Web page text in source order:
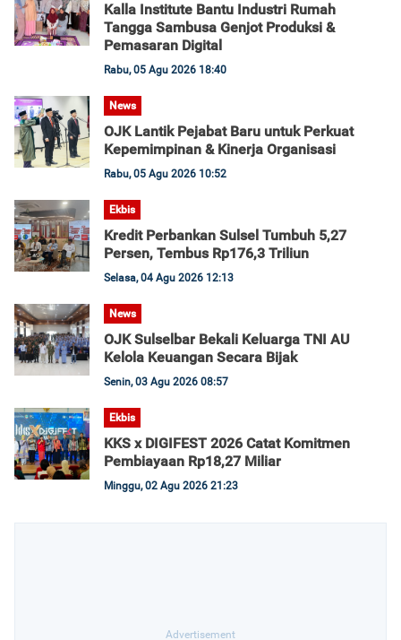
Kalla Institute Bantu Industri Rumah
Tangga Sambusa Genjot Produksi &
Pemasaran Digital
Rabu, 05 Agu 2026 18:40
News
OJK Lantik Pejabat Baru untuk Perkuat
Kepemimpinan & Kinerja Organisasi
Rabu, 05 Agu 2026 10:52
Ekbis
Kredit Perbankan Sulsel Tumbuh 5,27
Persen, Tembus Rp176,3 Triliun
Selasa, 04 Agu 2026 12:13
News
OJK Sulselbar Bekali Keluarga TNI AU
Kelola Keuangan Secara Bijak
Senin, 03 Agu 2026 08:57
Ekbis
KKS x DIGIFEST 2026 Catat Komitmen
Pembiayaan Rp18,27 Miliar
Minggu, 02 Agu 2026 21:23